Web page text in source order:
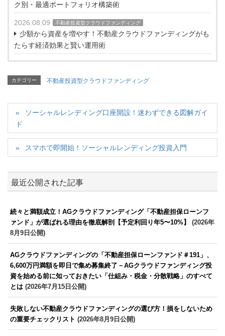
ク別・最適ポートフォリオ構築術
2026.08.09 不動産投資型クラウドファンディング
少額から資産を増やす！不動産クラウドファンディングがも
たらす経済効果と賢い運用術
カテゴリー 不動産投資型クラウドファンディング
ソーシャルレンディング口座開設！迷わずできる図解ガイ
ド
スマホで即開始！ソーシャルレンディング投資入門
最近公開された記事
続々と満額成立！AGクラウドファンディング「不動産担保ローンフ
ァンド」が選ばれる理由を徹底解剖【予定利回り年5〜10%】
(2026年
8月9日公開)
AGクラウドファンディングの「不動産担保ローンファンド＃191」、
6,600万円満額を即日で集め募集終了－AGクラウドファンディング投
資を始める前に知っておきたい「仕組み・税金・分散戦略」のすべて
とは (2026年7月15日公開)
失敗しない不動産クラウドファンディングの選び方！損をしないため
の重要チェックリスト (2026年8月9日公開)